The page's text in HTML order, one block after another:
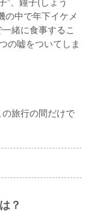
の中で年下イケメ
緒に食事するこ
の嘘をついてしま
旅行の間だけで
？